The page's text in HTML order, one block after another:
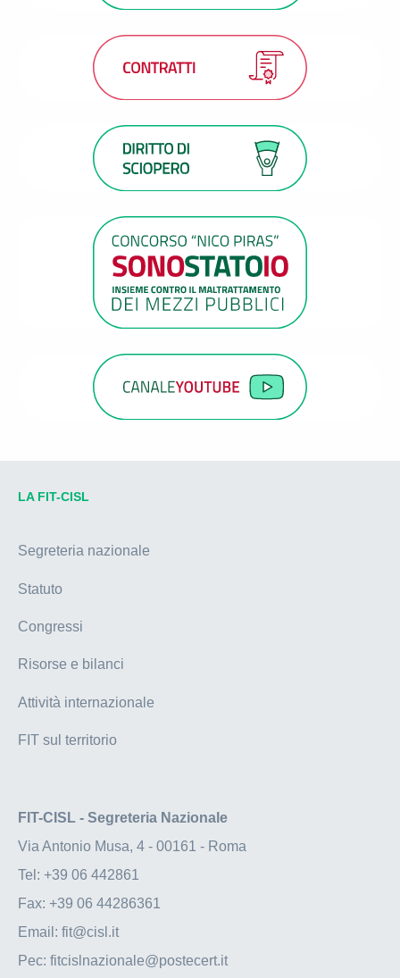
LA FIT-CISL
Segreteria nazionale
Statuto
Congressi
Risorse e bilanci
Attività internazionale
FIT sul territorio
FIT-CISL - Segreteria Nazionale
Via Antonio Musa, 4 - 00161 - Roma
Tel: +39 06 442861
Fax: +39 06 44286361
Email: fit@cisl.it
Pec: fitcislnazionale@postecert.it